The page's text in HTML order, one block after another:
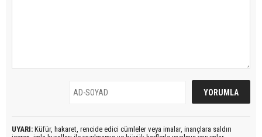
UYARI: Küfür, hakaret, rencide edici cümleler veya imalar, inançlara saldırı